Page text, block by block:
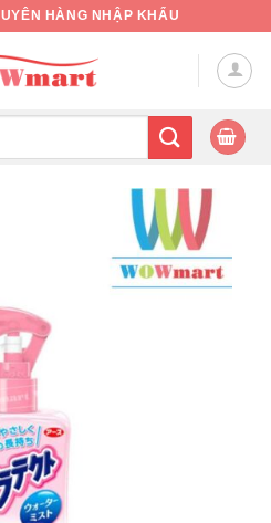
HÀNG NHẬP KHẨU